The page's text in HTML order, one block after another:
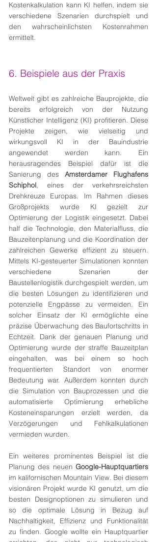
Kostenkalkulation kann KI helfen, indem sie
verschiedene Szenarien durchspielt und
den wahrscheinlichsten Kostenrahmen
ermittelt.
6. Beispiele aus der Praxis
Weltweit gibt es zahlreiche Bauprojekte, die
bereits erfolgreich von der Nutzung
Künstlicher Intelligenz (KI) profitieren. Diese
Projekte zeigen, wie vielseitig und
wirkungsvoll KI in der Bauindustrie
angewendet werden kann. Ein
herausragendes Beispiel dafür ist die
Sanierung des Amsterdamer Flughafens
Schiphol, eines der verkehrsreichsten
Drehkreuze Europas. Im Rahmen dieses
Großprojekts wurde KI gezielt zur
Optimierung der Logistik eingesetzt. Dabei
half die Technologie, den Materialfluss, die
Bauzeitenplanung und die Koordination der
zahlreichen Gewerke effizient zu steuern.
Mittels KI-gesteuerter Simulationen konnten
verschiedene Szenarien der
Baustellenlogistik durchgespielt werden, um
die besten Lösungen zu identifizieren und
potenzielle Engpässe zu vermeiden. Ein
solcher Einsatz der KI ermöglichte eine
präzise Überwachung des Baufortschritts in
Echtzeit. Dank der genauen Planung und
Optimierung wurde der straffe Bauzeitplan
eingehalten, was bei einem so hoch
frequentierten Standort von enormer
Bedeutung war. Außerdem konnten durch
die Simulation von Bauprozessen und die
automatisierte Optimierung erhebliche
Kosteneinsparungen erzielt werden, da
Verzögerungen und Fehlkalkulationen
vermieden wurden.
Ein weiteres prominentes Beispiel ist die
Planung des neuen Google-Hauptquartiers
im kalifornischen Mountain View. Bei diesem
visionären Projekt wurde KI genutzt, um die
besten Designoptionen zu simulieren und
so die optimale Lösung in Bezug auf
Nachhaltigkeit, Effizienz und Funktionalität
zu finden. Google wollte ein Hauptquartier